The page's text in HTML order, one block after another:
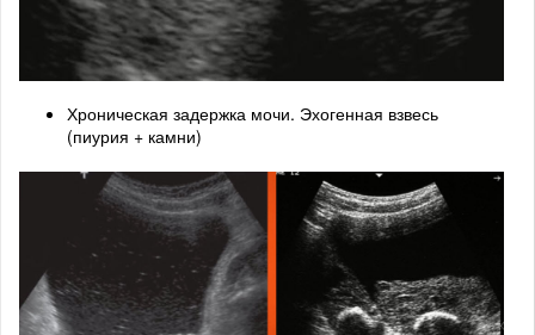
Хроническая задержка мочи. Эхогенная взвесь
(пиурия + камни)